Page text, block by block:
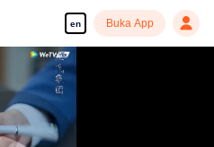
en Buka App